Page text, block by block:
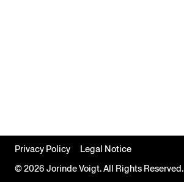
Privacy Policy
Legal Notice
© 2026 Jorinde Voigt. All Rights Reserved.